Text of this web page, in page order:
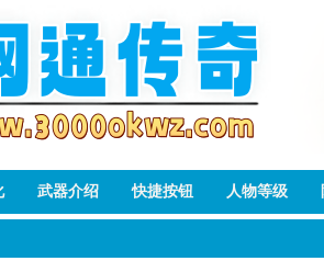
武器介绍 快捷按钮 人物等级